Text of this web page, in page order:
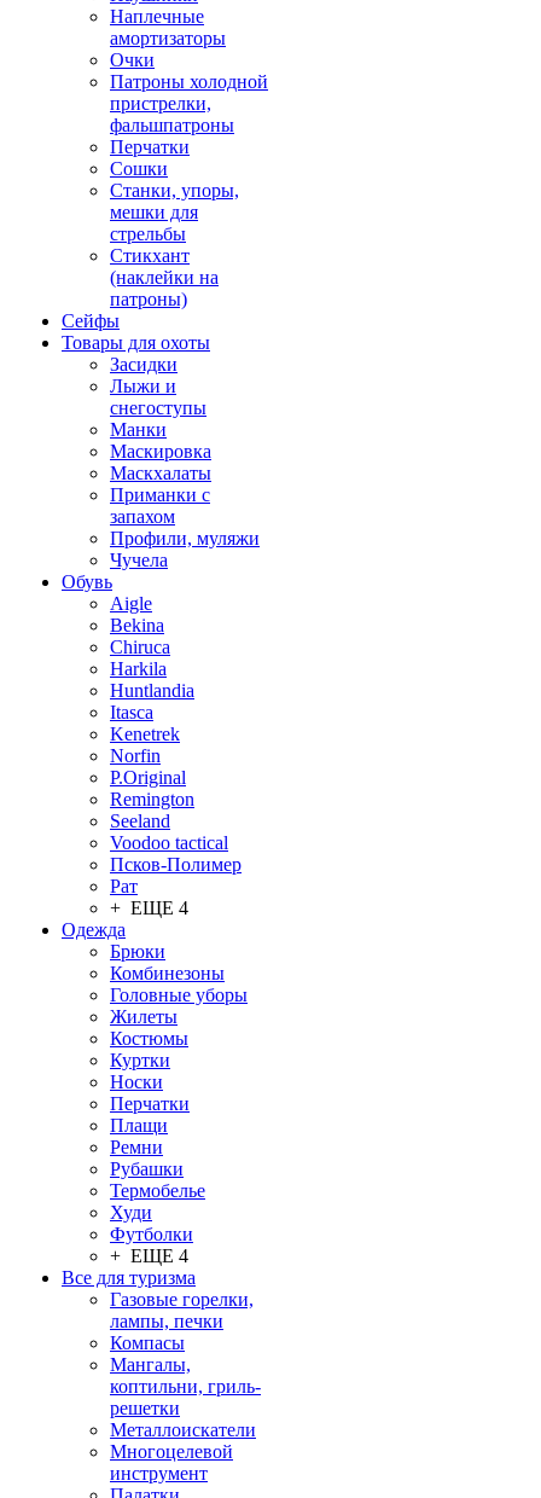
Наплечные
амортизаторы
Очки
Патроны холодной
пристрелки,
фальшпатроны
Перчатки
Сошки
Станки, упоры,
мешки для
стрельбы
Стикхант
(наклейки на
патроны)
Сейфы
Товары для охоты
Засидки
Лыжи и
снегоступы
Манки
Маскировка
Маскхалаты
Приманки с
запахом
Профили, муляжи
Чучела
Обувь
Aigle
Bekina
Chiruсa
Harkila
Huntlandia
Itasca
Kenetrek
Norfin
P.Original
Remington
Seeland
Voodoo tactical
Псков-Полимер
Рат
+ ЕЩЕ 4
Одежда
Брюки
Комбинезоны
Головные уборы
Жилеты
Костюмы
Куртки
Носки
Перчатки
Плащи
Ремни
Рубашки
Термобелье
Худи
Футболки
+ ЕЩЕ 4
Все для туризма
Газовые горелки,
лампы, печки
Компасы
Мангалы,
коптильни, гриль-
решетки
Металлоискатели
Многоцелевой
инструмент